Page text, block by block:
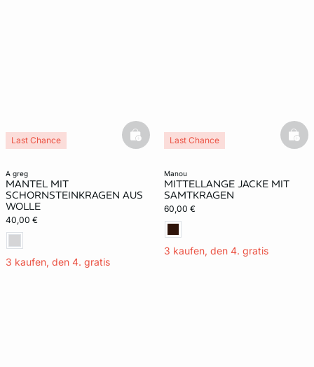
a greg
MANTEL MIT
SCHORNSTEINKRAGEN AUS
WOLLE
40,00 €
3 kaufen, den 4. gratis
Last Chance basketfull
manou
MITTELLANGE JACKE MIT
SAMTKRAGEN
60,00 €
3 kaufen, den 4. gratis
Last Chance